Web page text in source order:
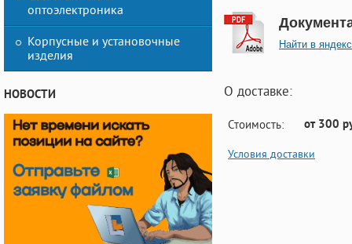
оптоэлектроника
Корпусные и установочные
изделия
НОВОСТИ
Найти в яндекс
О доставке:
Стоимость: от 300
Условия доставки